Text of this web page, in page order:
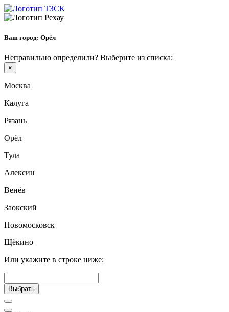
Ваш город: Орёл
Неправильно определили? Выберите из списка:
×
Москва
Калуга
Рязань
Орёл
Тула
Алексин
Венёв
Заокский
Новомосковск
Щёкино
Или укажите в строке ниже:
Выбрать